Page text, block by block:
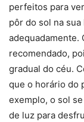
perfeitos para
pôr do sol na
adequadamente.
recomendado,
gradual do céu.
que o horário do
exemplo, o sol
de luz para